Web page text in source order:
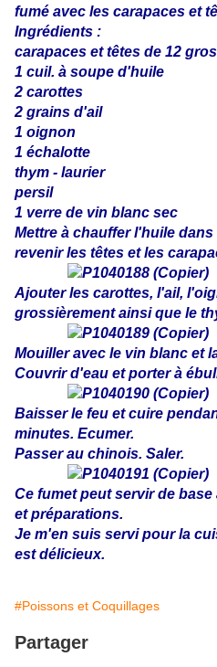
fumé avec les carapaces et
Ingrédients :
carapaces et têtes de 12
1 cuil. à soupe d'huile
2 carottes
2 grains d'ail
1 oignon
1 échalotte
thym - laurier
persil
1 verre de vin blanc sec
Mettre à chauffer l'huile
revenir les têtes et les
Ajouter les carottes, l'ail,
grossièrement ainsi que le
Mouiller avec le vin blanc et
Couvrir d'eau et porter à
Baisser le feu et cuire
minutes. Ecumer.
Passer au chinois. Saler.
Ce fumet peut servir de
et préparations.
Je m'en suis servi pour la
est délicieux.
#Poissons et Coquillages
Partager